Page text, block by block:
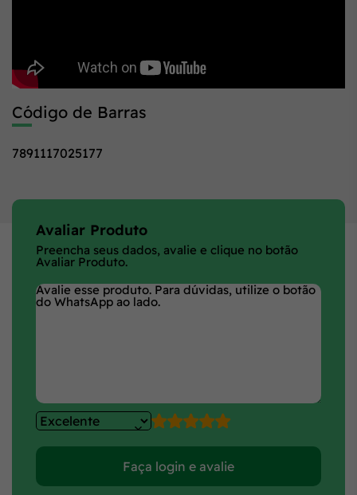
Código de Barras
7891117025177
Avaliar Produto
Preencha seus dados, avalie e clique no botão
Avaliar Produto.
Faça login e avalie